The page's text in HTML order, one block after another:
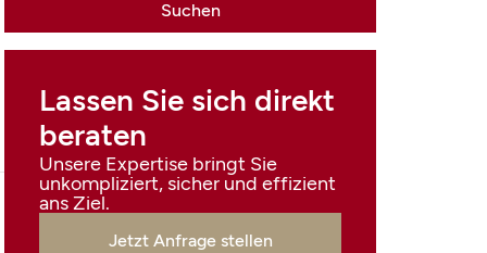
Lassen Sie sich direkt
beraten
Unsere Expertise bringt Sie
unkompliziert, sicher und effizient
ans Ziel.
Jetzt Anfrage stellen